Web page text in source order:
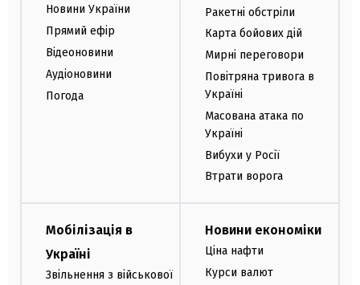
Новини України
Прямий ефір
Відеоновини
Аудіоновини
Погода
Ракетні обстріли
Карта бойових дій
Мирні переговори
Повітряна тривога в
Україні
Масована атака по
Україні
Вибухи у Росії
Втрати ворога
Мобілізація в
Україні
Звільнення з військової
Новини економіки
Ціна нафти
Курси валют